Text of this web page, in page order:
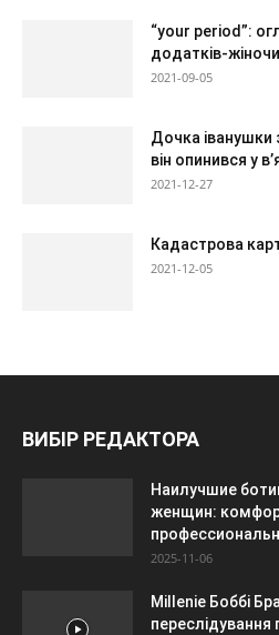
“your period”:
додатків-
2021-09-05
Дочка іванушки
він опинився у
2021-12-27
Кадастрова
2021-12-05
ВИБІР РЕДАКТОРА
Наилучшие
женщин:
2025-11-06
Millenie Боббі
переслідування